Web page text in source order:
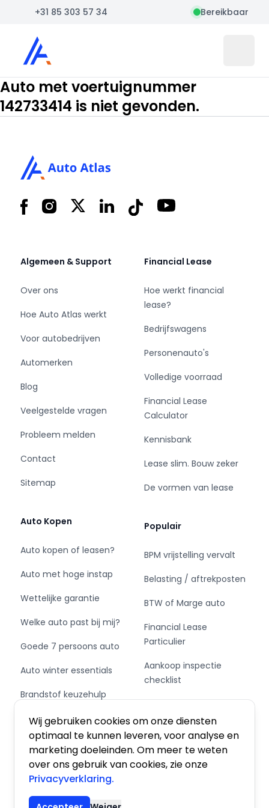
Wij gebruiken cookies om onze diensten
optimaal te kunnen leveren, voor analyse en
marketing doeleinden. Om meer te weten
over ons gebruik van cookies, zie onze
Privacyverklaring.
+31 85 303 57 34 Bereikbaar
Auto Atlas
Auto met voertuignummer
142733414 is niet gevonden.
FacebookInstagram
X LinkedInTiktok YouTube
Algemeen & Support
Over ons
Hoe Auto Atlas werkt
Voor autobedrijven
Automerken
Blog
Veelgestelde vragen
Probleem melden
Contact
Sitemap
Auto Kopen
Auto kopen of leasen?
Auto met hoge instap
Wettelijke garantie
Welke auto past bij mij?
Goede 7 persoons auto
Auto winter essentials
Brandstof keuzehulp
Schakel of automaat?
Financial Lease
Hoe werkt financial
lease?
Bedrijfswagens
Personenauto's
Volledige voorraad
Financial Lease
Calculator
Kennisbank
Lease slim. Bouw zeker
De vormen van lease
Populair
BPM vrijstelling vervalt
Belasting / aftrekposten
BTW of Marge auto
Financial Lease
Particulier
Aankoop inspectie
checklist
Private Leasen,
Financieren of Kopen?